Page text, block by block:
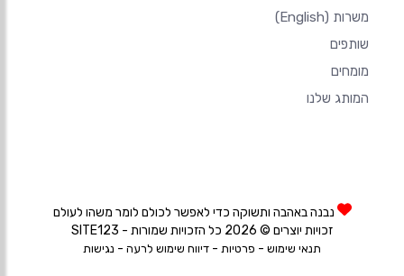
משרות (English)
שותפים
מומחים
המותג שלנו
נבנה באהבה ותשוקה כדי לאפשר לכולם לומר משהו לעולם
זכויות יוצרים © 2026 כל הזכויות שמורות - SITE123
תנאי שימוש - פרטיות - דיווח שימוש לרעה - נגישות